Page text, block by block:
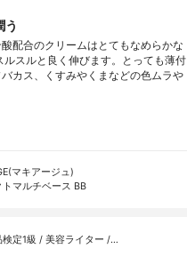
う
配合のクリームはとてもなめらかな
ルスルと良く伸びます。とっても薄付
カス、くすみやくまなどの色ムラや
マキアージュ)
マルチベース BB
検定1級 / 美容ライター /…